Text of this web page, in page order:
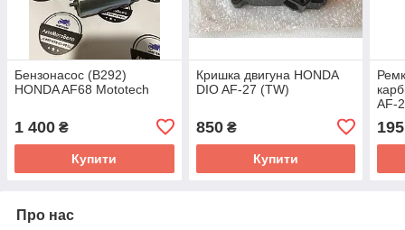
Бензонасос (B292)
HONDA AF68 Mototech
1 400 ₴
Купити
Кришка двигуна HONDA
DIO AF-27 (TW)
850₴
Купити
AF-
195
Про нас